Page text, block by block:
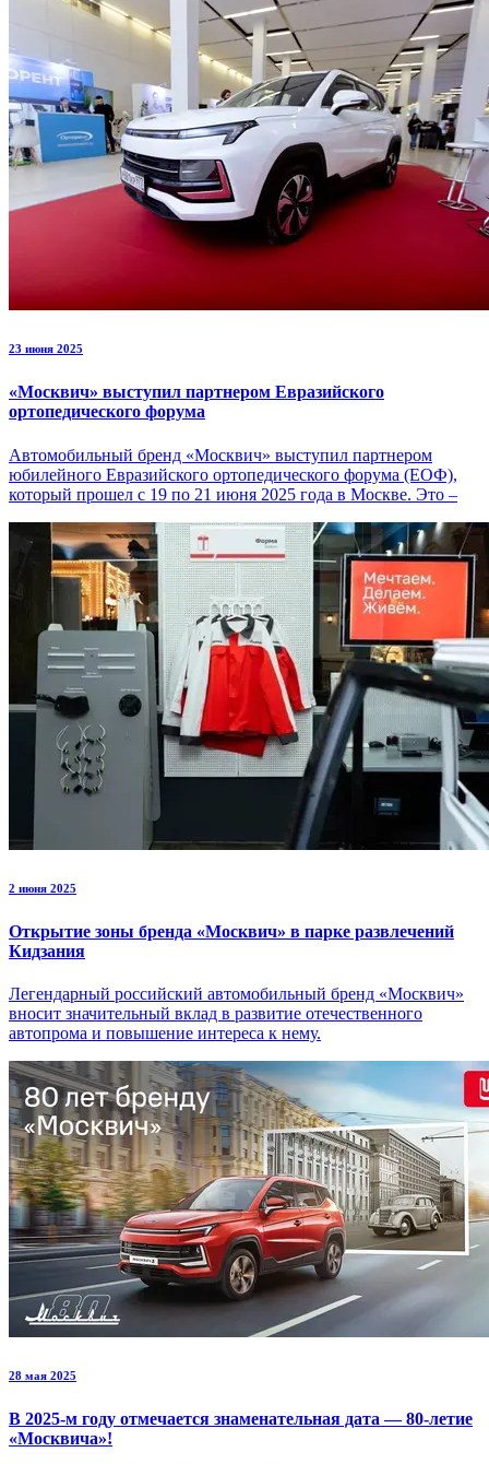
23 июня 2025
«Москвич» выступил партнером Евразийского
ортопедического форума
Автомобильный бренд «Москвич» выступил партнером
юбилейного Евразийского ортопедического форума (ЕОФ),
который прошел с 19 по 21 июня 2025 года в Москве. Это –
2 июня 2025
Открытие зоны бренда «Москвич» в парке развлечений
Кидзания
Легендарный российский автомобильный бренд «Москвич»
вносит значительный вклад в развитие отечественного
автопрома и повышение интереса к нему.
28 мая 2025
В 2025-м году отмечается знаменательная дата — 80-летие
«Москвича»!